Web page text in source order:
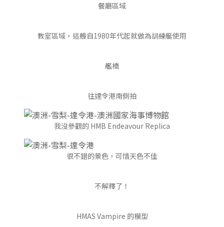
餐廳區域
教室區域，這艘自1980年代起就做為訓練艇使用
艦橋
往達令港南側拍
我沒參觀的 HMB Endeavour Replica
很不錯的景色，可惜天色不佳
不解釋了！
HMAS Vampire 的模型